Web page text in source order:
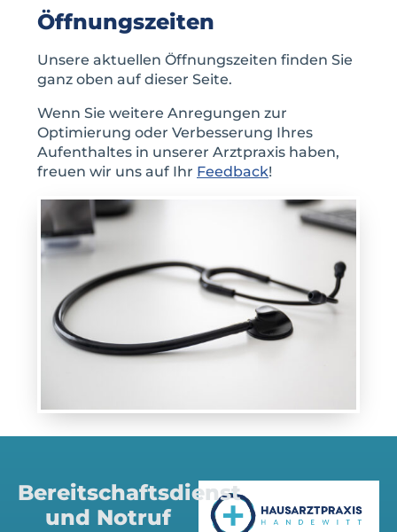
Öffnungszeiten
Unsere aktuellen Öffnungszeiten finden Sie
ganz oben auf dieser Seite.
Wenn Sie weitere Anregungen zur
Optimierung oder Verbesserung Ihres
Aufenthaltes in unserer Arztpraxis haben,
freuen wir uns auf Ihr Feedback!
Bereitschaftsdienst
und Notruf